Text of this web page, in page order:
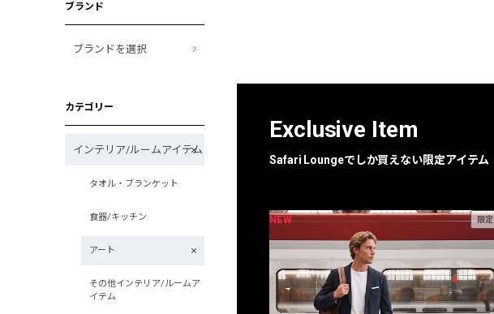
ブランド
ブランドを選択
カテゴリー
インテリア/ルームアイテム
タオル・ブランケット
食器/キッチン
アート
その他インテリア/ルームア
イテム
Exclusive Item
Safari Loungeでしか買えない限定アイテム
NEW 限定